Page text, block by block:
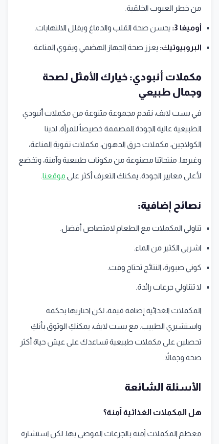
من خطر العيوب الخلقية.
أوميغا 3: يحسن صحة القلب والدماغ ويقلل الالتهابات.
البروبيوتيك: يعزز صحة الجهاز الهضمي ويقوي المناعة.
مكملات أنبودي: خيارك الأمثل لصحة
وجمال طبيعي
في بست لايف، نقدم مجموعة متنوعة من مكملات أنبودي
الطبيعية عالية الجودة المصممة خصيصاً للمرأة. لدينا
الكولاجين، مكملات حرق الدهون، مكملات تقوية المناعة،
وغيرها. منتجاتنا مصنوعة من مكونات طبيعية وآمنة، وتخضع
لأعلى معايير الجودة. يمكنك التعرف أكثر على موقعنا.
نصائح إضافية:
تناولي المكملات مع الطعام لامتصاص أفضل.
اشربي الكثير من الماء.
كوني صبورة، النتائج تحتاج وقت.
لا تتناولي جرعات زائدة.
المكملات الغذائية إضافة قيمة، لكن اختاريها بحكمة
واستشيري الطبيب. مع بست لايف، يمكنكِ الوثوق بأنكِ
تحصلين على مكملات طبيعية تساعدك على عيش حياة أكثر
صحة وجمالاً.
الأسئلة الشائعة
هل المكملات الغذائية آمنة؟
معظم المكملات آمنة بالجرعات الموصى بها. لكن استشارة